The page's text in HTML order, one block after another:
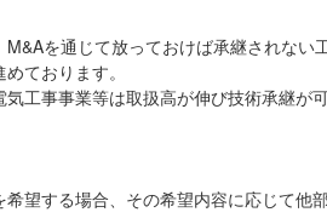
M&Aを通じて放っておけば承継されない
ております。
気工事事業等は取扱高が伸び技術承継が
希望する場合、その希望内容に応じて他